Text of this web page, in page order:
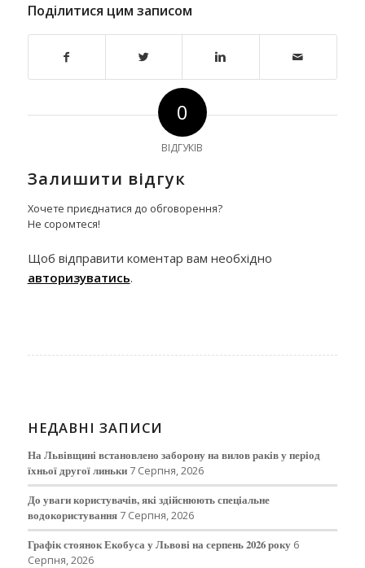
Поділитися цим записом
0
ВІДГУКІВ
Залишити відгук
Хочете приєднатися до обговорення?
Не соромтеся!
Щоб відправити коментар вам необхідно
авторизуватись.
НЕДАВНІ ЗАПИСИ
На Львівщині встановлено заборону на вилов раків у період
їхньої другої линьки 7 Серпня, 2026
До уваги користувачів, які здійснюють спеціальне
водокористування 7 Серпня, 2026
Графік стоянок Екобуса у Львові на серпень 2026 року 6
Серпня, 2026